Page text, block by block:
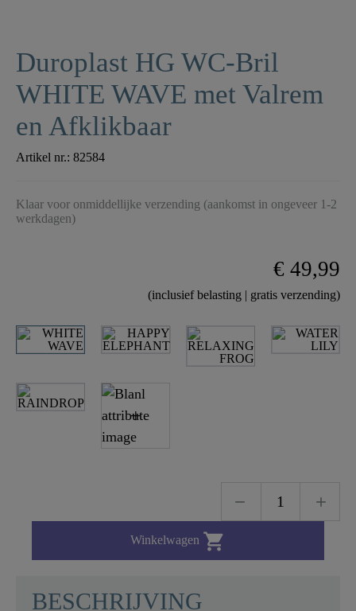
Duroplast HG WC-Bril
WHITE WAVE met Valrem
en Afklikbaar
Artikel nr.: 82584
Klaar voor onmiddellijke verzending (aankomst in ongeveer 1-2
werkdagen)
€ 49,99
(inclusief belasting | gratis verzending)
Winkelwagen 
BESCHRIJVING